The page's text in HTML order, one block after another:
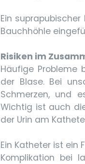
Ein
Bauchhöhle
Risiken im
Häufige Probleme
der Blase. Bei
Schmerzen, und
Wichtig ist auch
der Urin am
Ein Katheter ist ein
Komplikation bei